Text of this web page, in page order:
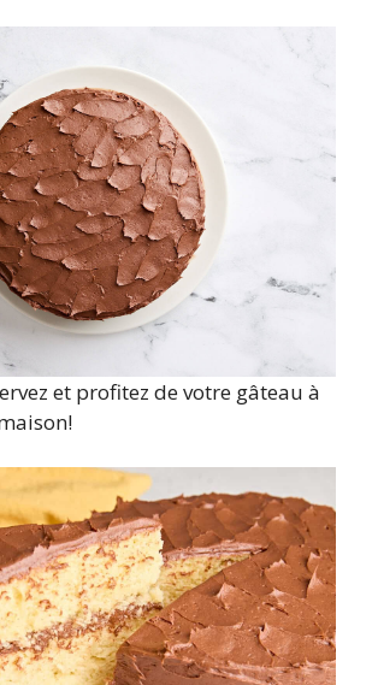
et profitez de votre gâteau à